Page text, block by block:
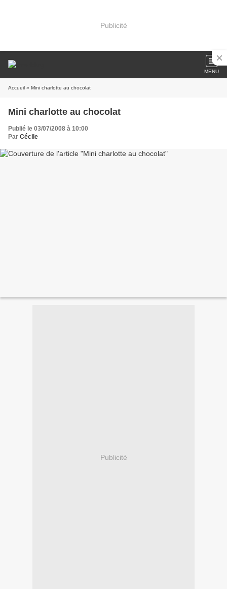
Publicité
MENU
Accueil » Mini charlotte au chocolat
Mini charlotte au chocolat
Publié le 03/07/2008 à 10:00
Par Cécile
Publicité